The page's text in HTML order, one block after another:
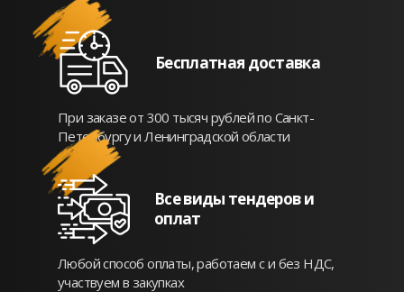
Бесплатная доставка
При заказе от 300 тысяч рублей по Санкт-
Петербургу и Ленинградской области
Все виды тендеров и
оплат
Любой способ оплаты, работаем с и без НДС,
участвуем в закупках